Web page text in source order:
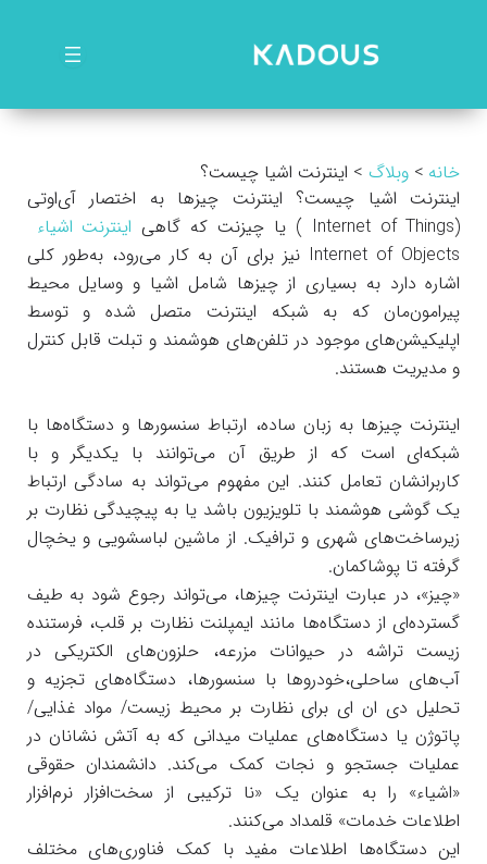
خانه وبلاگ
اینترنت اشیا چیست؟
اینترنت اشیا چیست؟ اینترنت چیزها به اختصار آی‌اوتی
(Internet of Things ) یا چیزنت که گاهی
اینترنت اشیاء
Internet of Objects نیز برای آن به کار می‌رود، به‌طور کلی
اشاره دارد به بسیاری از چیزها شامل اشیا و وسایل محیط
پیرامون‌مان که به شبکه اینترنت متصل شده و توسط
اپلیکیشن‌های موجود در تلفن‌های هوشمند و تبلت قابل کنترل
و مدیریت هستند.
اینترنت چیزها به زبان ساده، ارتباط سنسورها و دستگاه‌ها با
شبکه‌ای است که از طریق آن می‌توانند با یکدیگر و با
کاربرانشان تعامل کنند. این مفهوم می‌تواند به سادگی ارتباط
یک گوشی هوشمند با تلویزیون باشد یا به پیچیدگی نظارت بر
زیرساخت‌های شهری و ترافیک. از ماشین لباسشویی و یخچال
گرفته تا پوشاکمان.
«چیز»، در عبارت اینترنت چیزها، می‌تواند رجوع شود به طیف
گسترده‌ای از دستگاه‌ها مانند ایمپلنت نظارت بر قلب، فرستنده
زیست تراشه در حیوانات مزرعه، حلزون‌های الکتریکی در
آب‌های ساحلی،خودروها با سنسورها، دستگاه‌های تجزیه و
تحلیل دی ان ای برای نظارت بر محیط زیست/ مواد غذایی/
پاتوژن یا دستگاه‌های عملیات میدانی که به آتش نشانان در
عملیات جستجو و نجات کمک می‌کند. دانشمندان حقوقی
«اشیاء» را به عنوان یک «نا ترکیبی از سخت‌افزار نرم‌افزار
اطلاعات خدمات» قلمداد می‌کنند.
این دستگاه‌ها اطلاعات مفید با کمک فناوری‌های مختلف